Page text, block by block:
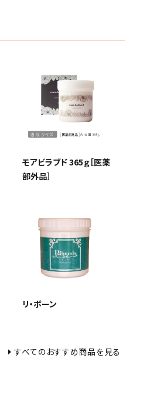
モアビラブド 365ｇ［医薬
部外品］
リ・ボーン
すべてのおすすめ商品を見る